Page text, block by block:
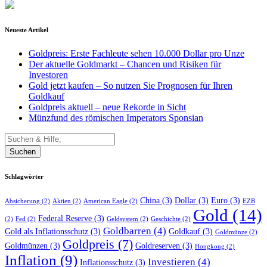
Neueste Artikel
Goldpreis: Erste Fachleute sehen 10.000 Dollar pro Unze
Der aktuelle Goldmarkt – Chancen und Risiken für
Investoren
Gold jetzt kaufen – So nutzen Sie Prognosen für Ihren
Goldkauf
Goldpreis aktuell – neue Rekorde in Sicht
Münzfund des römischen Imperators Sponsian
Suchen
Schlagwörter
Absicherung (2) Aktien (2) American Eagle (2) China (3) Dollar (3) Euro (3) EZB
(2) Fed (2) Federal Reserve (3) Geldsystem (2) Geschichte (2) Gold (14)
Gold als Inflationsschutz (3) Goldbarren (4) Goldkauf (3) Goldmünze (2)
Goldmünzen (3) Goldpreis (7) Goldreserven (3) Hongkong (2)
Inflation (9) Inflationsschutz (3) Investieren (4)